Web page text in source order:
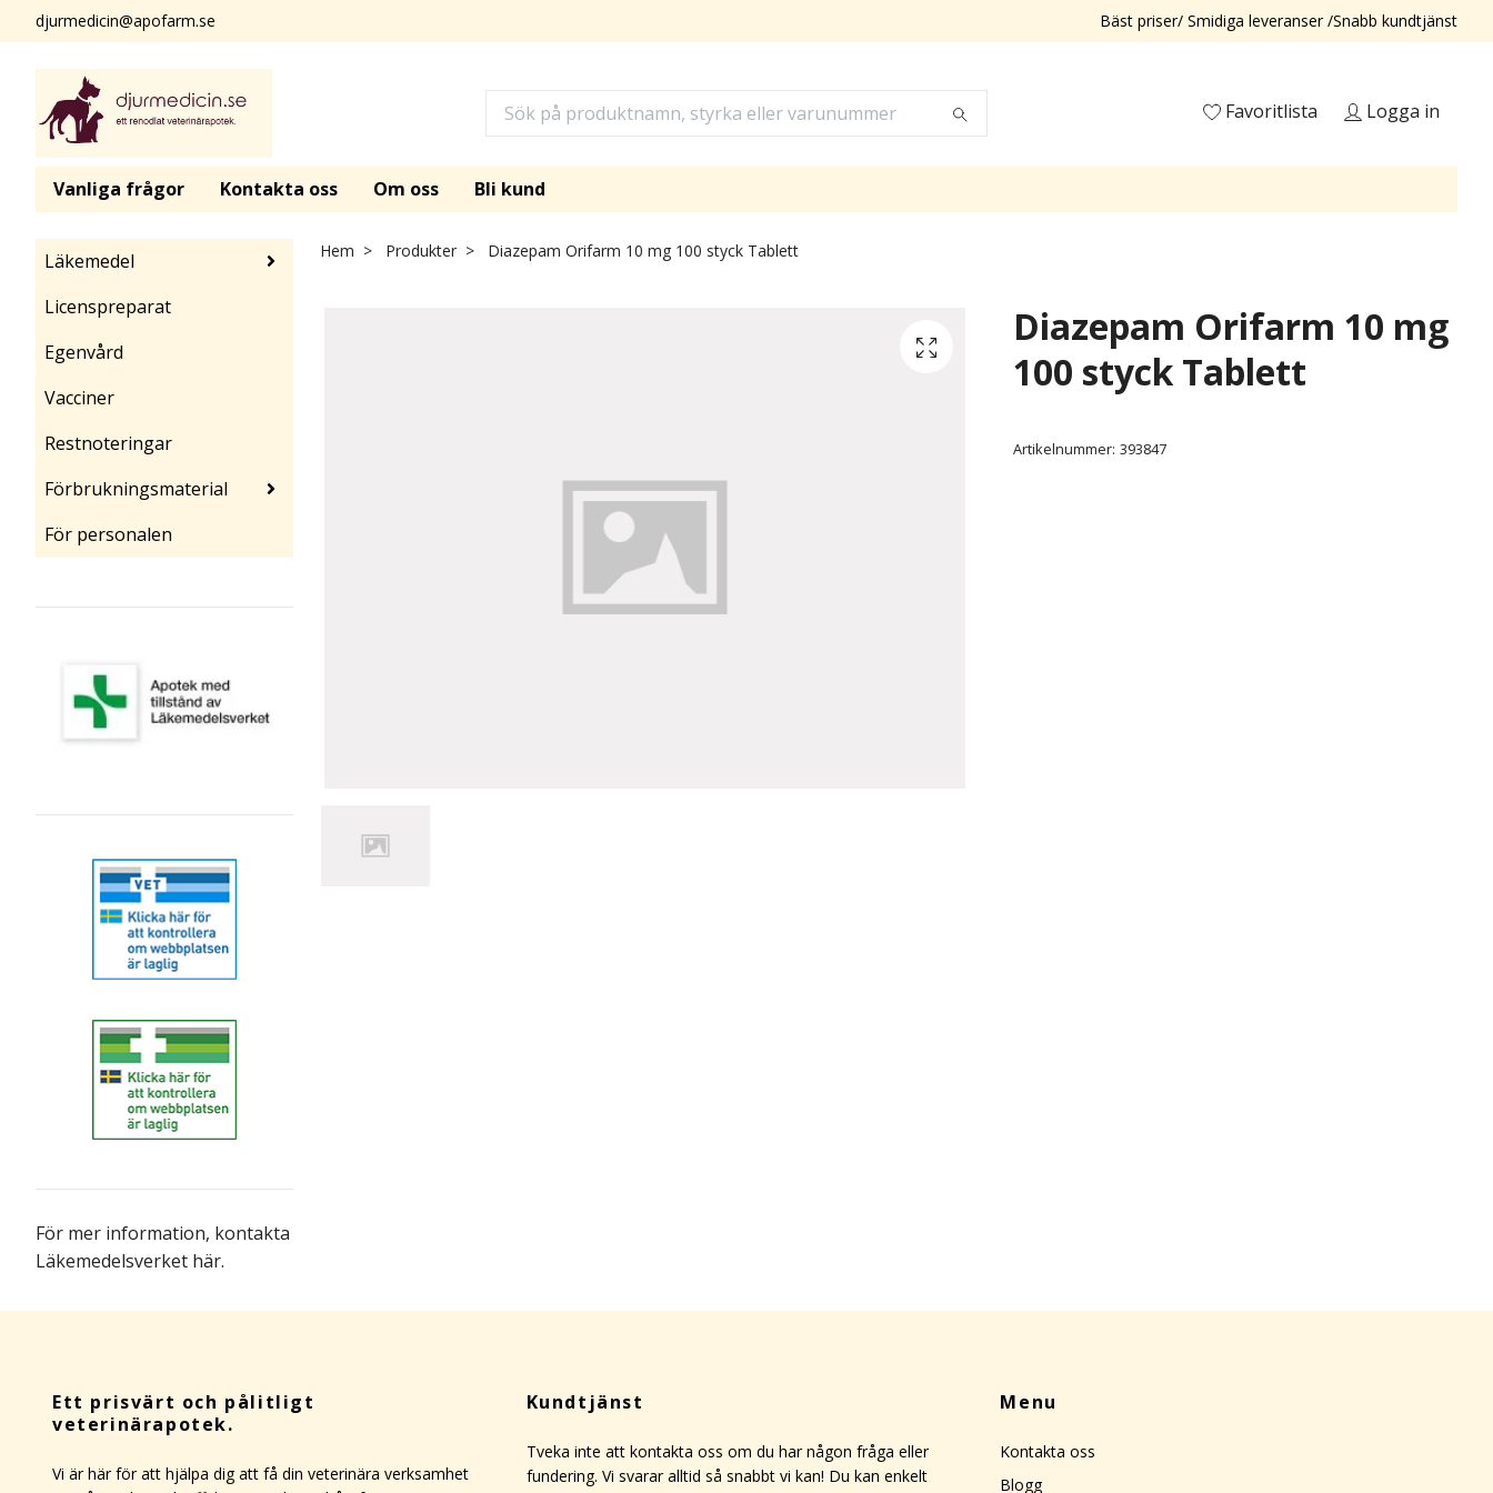
djurmedicin@apofarm.se Bäst priser/ Smidiga leveranser /Snabb kundtjänst
Favoritlista Logga in
Vanliga frågor Kontakta oss Om oss Bli kund
Läkemedel
Licenspreparat
Egenvård
Vacciner
Restnoteringar
Förbrukningsmaterial
För personalen
För mer information, kontakta
Läkemedelsverket här.
Hem Produkter Diazepam Orifarm 10 mg 100 styck Tablett
Diazepam Orifarm 10 mg
100 styck Tablett
Artikelnummer: 393847
Ett prisvärt och pålitligt
veterinärapotek.
Vi är här för att hjälpa dig att få din veterinära verksamhet
Kundtjänst
Tveka inte att kontakta oss om du har någon fråga eller
fundering. Vi svarar alltid så snabbt vi kan! Du kan enkelt
Menu
Kontakta oss
Blogg